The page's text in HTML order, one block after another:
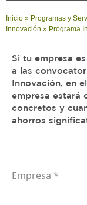
Inicio » Programas y
Innovación » Programa
Si tu empresa
a las
Innovación, en
empresa estará
concretos y
ahorros
Empresa *